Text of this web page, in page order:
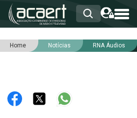
HOME
RNA
NOTÍCIAS
Home Notícias RNA Áudios